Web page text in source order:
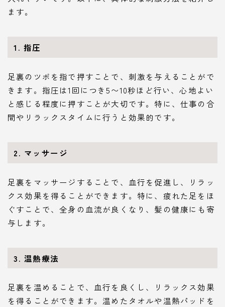
ます。
1. 指圧
足裏のツボを指で押すことで、刺激を与えることがで
きます。指圧は1回につき5〜10秒ほど行い、心地よい
と感じる程度に押すことが大切です。特に、仕事の合
間やリラックスタイムに行うと効果的です。
2. マッサージ
足裏をマッサージすることで、血行を促進し、リラッ
クス効果を得ることができます。特に、疲れた足をほ
ぐすことで、全身の血流が良くなり、髪の健康にも寄
与します。
3. 温熱療法
足裏を温めることで、血行を良くし、リラックス効果
を得ることができます。温めたタオルや温熱パッドを